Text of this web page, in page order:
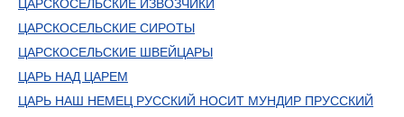
ЦАРСКОСЕЛЬСКИЕ ИЗВОЗЧИКИ
ЦАРСКОСЕЛЬСКИЕ СИРОТЫ
ЦАРСКОСЕЛЬСКИЕ ШВЕЙЦАРЫ
ЦАРЬ НАД ЦАРЕМ
ЦАРЬ НАШ НЕМЕЦ РУССКИЙ НОСИТ МУНДИР ПРУССКИЙ